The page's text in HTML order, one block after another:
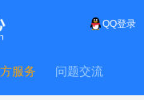
QQ登录
服务 问题交流